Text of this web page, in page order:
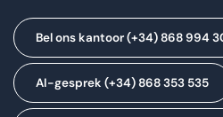
Bel ons kantoor (+34) 868 994
AI-gesprek (+34) 868 353 535